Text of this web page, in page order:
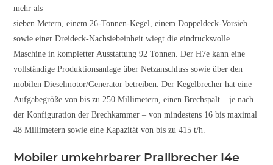
mehr als
sieben Metern, einem 26-Tonnen-Kegel, einem Doppeldeck-Vorsieb
sowie einer Dreideck-Nachsiebeinheit wiegt die eindrucksvolle
Maschine in kompletter Ausstattung 92 Tonnen. Der H7e kann eine
vollständige Produktionsanlage über Netzanschluss sowie über den
mobilen Dieselmotor/Generator betreiben. Der Kegelbrecher hat eine
Aufgabegröße von bis zu 250 Millimetern, einen Brechspalt– je nach
der Konfiguration der Brechkammer – von mindestens 16 bis maximal
48 Millimetern sowie eine Kapazität von bis zu 415 t/h.
Mobiler umkehrbarer Prallbrecher I4e